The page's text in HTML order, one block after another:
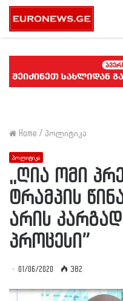
Home / პოლიტიკა
პოლიტიკა
,,ღია ომი
ტრამპის
არის
პროცესი”
01/06/2020 382